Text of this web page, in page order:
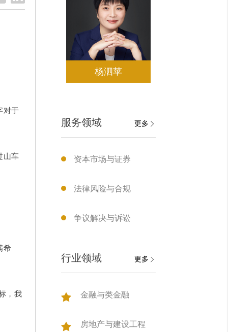
对于
山车
希
，我
杨泗苹
服务领域 更多
资本市场与证券
法律风险与合规
争议解决与诉讼
行业领域 更多
金融与类金融
房地产与建设工程